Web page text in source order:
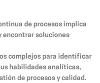
de procesos implica
encontrar soluciones
complejos para identificar
habilidades analíticas,
de procesos y calidad.